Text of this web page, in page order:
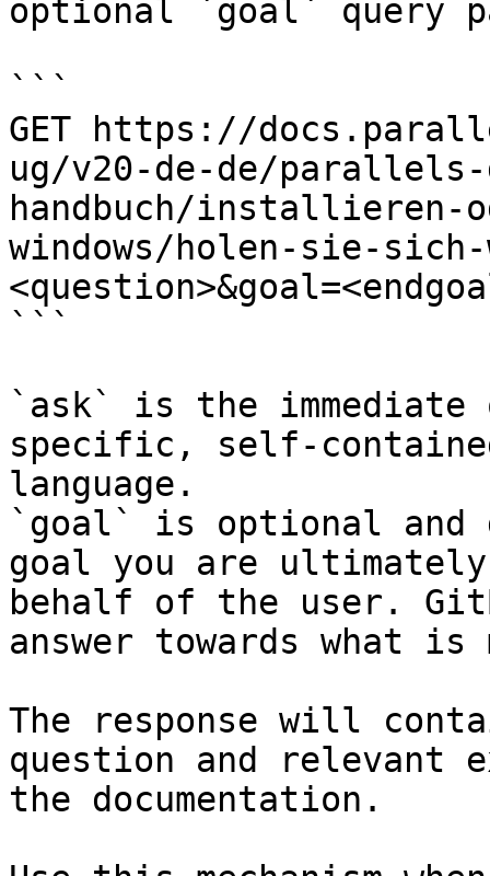
optional `goal` query
```
GET https://
ug/v20-de-de/
handbuch/installieren-
windows/holen-sie-sich-
```
`ask` is the
specific, self-
language.
`goal` is optional and
goal you are
behalf of the user.
answer towards what
The response will
question and relevant
the documentation.